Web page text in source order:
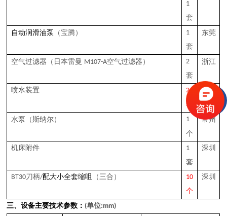
1
套
自动润滑油泵 （宝腾）
1
套
东莞
空气过滤器 （日本雷曼 M107-A空气过滤器）
2
套
浙江
喷水装置
2
套
自制
水泵 （斯纳尔）
1
个
常州
机床附件
1
套
深圳
BT30刀柄/配大小全套缩咀（三合）
10
个
深圳
三、设备主要技术参数： (单位:mm)